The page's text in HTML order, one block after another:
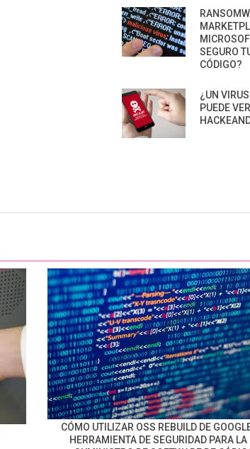
SEGURO
CÓDIGO?
¿UN
PUEDE
CÓMO UTILIZAR OSS REBUILD DE
HERRAMIENTA DE SEGURIDAD PARA LA